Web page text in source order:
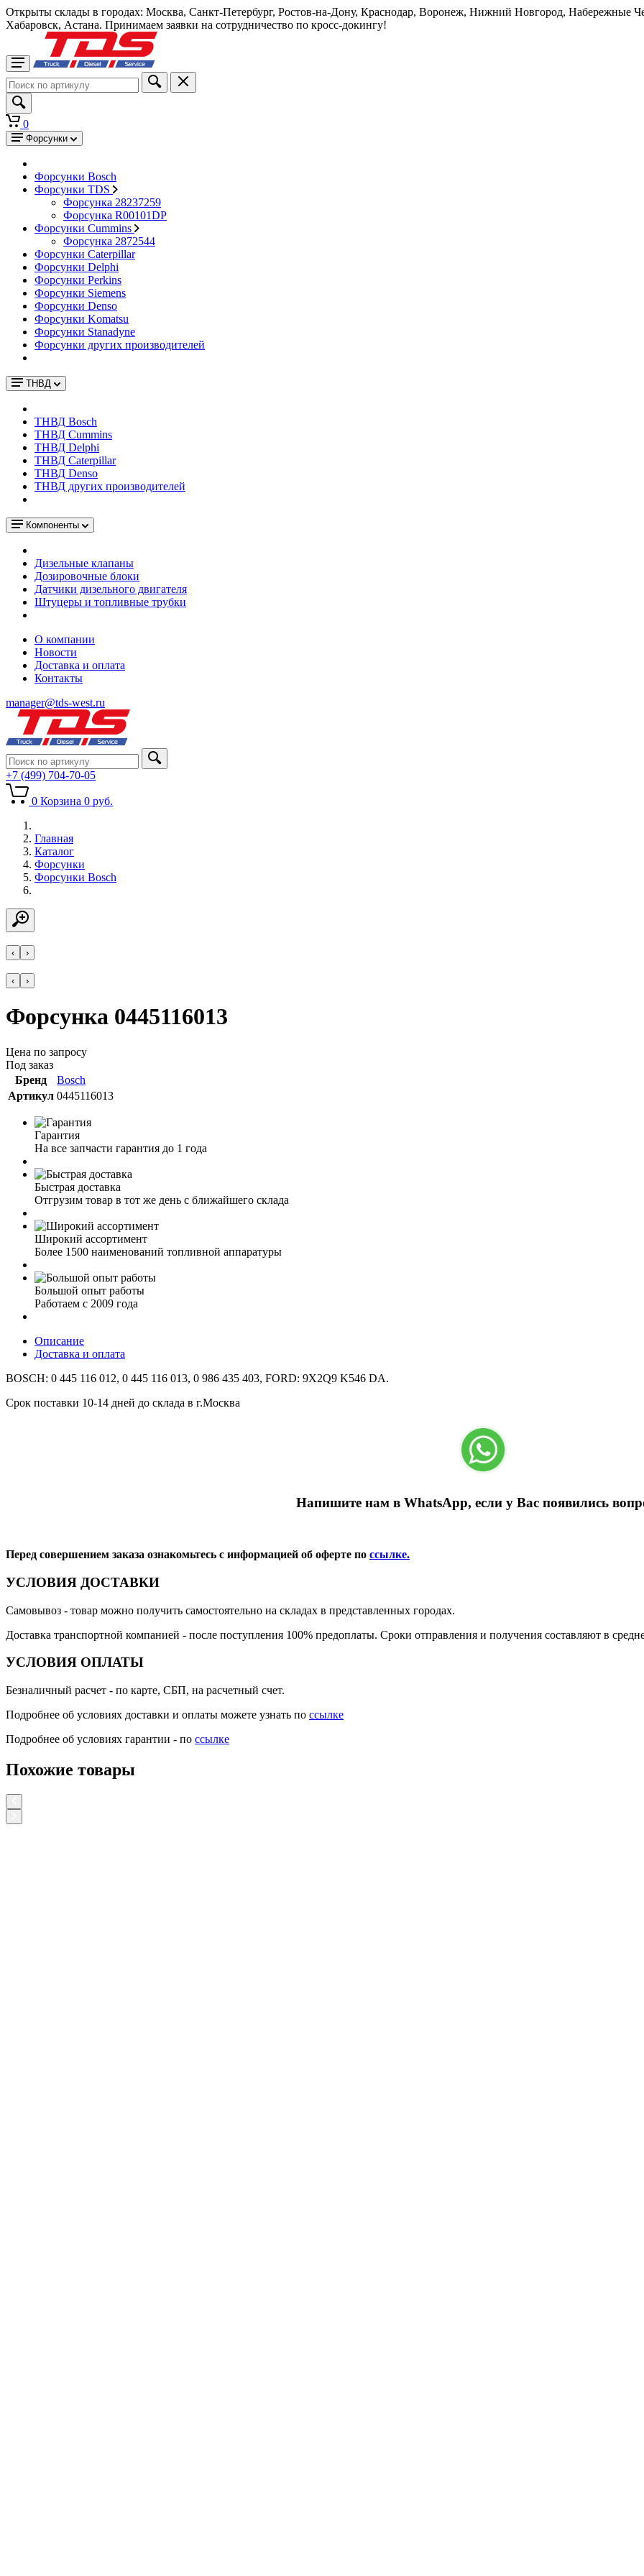
Открыты склады в городах: Москва, Санкт-Петербург, Ростов-на-Дону, Краснодар, Воронеж, Нижний Новгород, Набережные
Хабаровск, Астана. Принимаем заявки на сотрудничество по кросс-докингу!
0
Форсунки
Форсунки Bosch
Форсунки TDS
Форсунка 28237259
Форсунка R00101DP
Форсунки Cummins
Форсунка 2872544
Форсунки Caterpillar
Форсунки Delphi
Форсунки Perkins
Форсунки Siemens
Форсунки Denso
Форсунки Komatsu
Форсунки Stanadyne
Форсунки других производителей
ТНВД
ТНВД Bosch
ТНВД Cummins
ТНВД Delphi
ТНВД Caterpillar
ТНВД Denso
ТНВД других производителей
Компоненты
Дизельные клапаны
Дозировочные блоки
Датчики дизельного двигателя
Штуцеры и топливные трубки
О компании
Новости
Доставка и оплата
Контакты
manager@tds-west.ru
+7 (499) 704-70-05
0 Корзина 0 руб.
Главная
Каталог
Форсунки
Форсунки Bosch
‹ ›
‹ ›
Форсунка 0445116013
Цена по запросу
Под заказ
Бренд
Bosch
Артикул 0445116013
Гарантия
На все запчасти гарантия до 1 года
Быстрая доставка
Отгрузим товар в тот же день с ближайшего склада
Широкий ассортимент
Более 1500 наименований топливной аппаратуры
Большой опыт работы
Работаем с 2009 года
Описание
Доставка и оплата
BOSCH: 0 445 116 012, 0 445 116 013, 0 986 435 403, FORD: 9X2Q9 K546 DA.
Срок поставки 10-14 дней до склада в г.Москва
Напишите нам в WhatsApp, если у Вас появились
Перед совершением заказа ознакомьтесь с информацией об оферте по ссылке.
УСЛОВИЯ ДОСТАВКИ
Самовывоз - товар можно получить самостоятельно на складах в представленных городах.
Доставка транспортной компанией - после поступления 100% предоплаты. Сроки отправления и получения составляют в
УСЛОВИЯ ОПЛАТЫ
Безналичный расчет - по карте, СБП, на расчетный счет.
Подробнее об условиях доставки и оплаты можете узнать по ссылке
Подробнее об условиях гарантии - по ссылке
Похожие товары